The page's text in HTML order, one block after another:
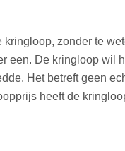
zonder te
een. De kringloop wil
Het betreft geen
heeft de